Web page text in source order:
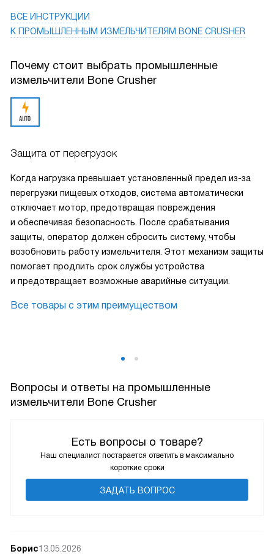
ВСЕ ИНСТРУКЦИИ
К ПРОМЫШЛЕННЫМ ИЗМЕЛЬЧИТЕЛЯМ BONE CRUSHER
Почему стоит выбрать промышленные
измельчители Bone Crusher
Защита от перегрузок
Когда нагрузка превышает установленный предел из-за
перегрузки пищевых отходов, система автоматически
отключает мотор, предотвращая повреждения
и обеспечивая безопасность. После срабатывания
защиты, оператор должен сбросить систему, чтобы
возобновить работу измельчителя. Этот механизм защиты
помогает продлить срок службы устройства
и предотвращает возможные аварийные ситуации.
Все товары с этим преимуществом
Вопросы и ответы на промышленные
измельчители Bone Crusher
Есть вопросы о товаре?
Наш специалист постарается ответить в максимально
короткие сроки
ЗАДАТЬ ВОПРОС
Борис13.05.2026